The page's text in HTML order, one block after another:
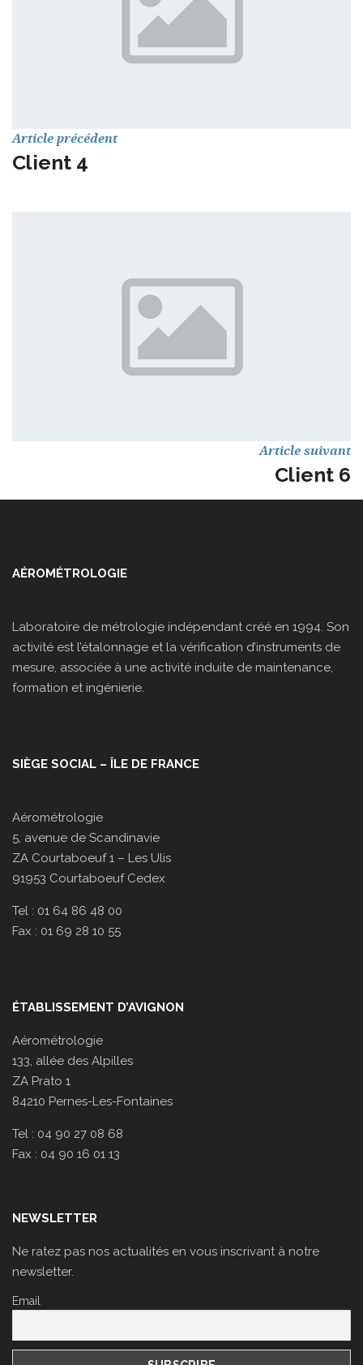
Article précédent
Client 4
Article suivant
Client 6
AÉROMÉTROLOGIE
Laboratoire de métrologie indépendant créé en 1994. Son
activité est l’étalonnage et la vérification d’instruments de
mesure, associée à une activité induite de maintenance,
formation et ingénierie.
SIÈGE SOCIAL – ÎLE DE FRANCE
Aérométrologie
5, avenue de Scandinavie
ZA Courtaboeuf 1 – Les Ulis
91953 Courtaboeuf Cedex
Tel : 01 64 86 48 00
Fax : 01 69 28 10 55
ÉTABLISSEMENT D’AVIGNON
Aérométrologie
133, allée des Alpilles
ZA Prato 1
84210 Pernes-Les-Fontaines
Tel : 04 90 27 08 68
Fax : 04 90 16 01 13
NEWSLETTER
Ne ratez pas nos actualités en vous inscrivant à notre
newsletter.
Email